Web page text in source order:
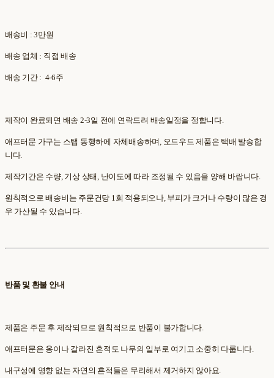
배송비 : 3만원
배송 업체 : 직접 배송
배송 기간 : 4-6주
제작이 완료되면 배송 2-3일 전에 연락드려 배송일정을 정합니다.
애프터문 가구는 스탭 동행하에 자체배송하며, 오드우드 제품은 택배 발송합
니다.
제작기간은 수량, 기상 상태, 난이도에 따라 조정될 수 있음을 양해 바랍니다.
원칙적으로 배송비는 주문건당 1회 적용되오나, 부피가 크거나 수량이 많은 경
우 가산될 수 있습니다.
반품 및 환불 안내
제품은 주문 후 제작되므로 원칙적으로 반품이 불가합니다.
애프터문은 옹이나 갈라진 흔적도 나무의 일부로 여기고 소중히 다룹니다.
내구성에 영향 없는 자연의 흔적들은 무리해서 제거하지 않아요.